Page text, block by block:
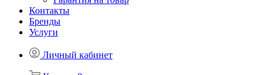
Контакты
Бренды
Услуги
Личный кабинет